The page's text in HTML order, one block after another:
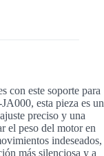
con este soporte para
esta pieza es un
preciso y una
el peso del motor en
indeseados,
más silenciosa y a